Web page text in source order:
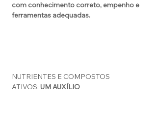
com conhecimento correto, empenho e
ferramentas adequadas.
NUTRIENTES E COMPOSTOS
ATIVOS: UM AUXÍLIO